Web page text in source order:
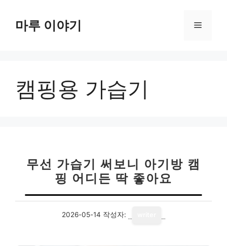
마루 이야기 메
캠핑용 가습기
무선 가습기 써보니 아기방 캠
핑 어디든 딱 좋아요
2026-05-14 작성자: